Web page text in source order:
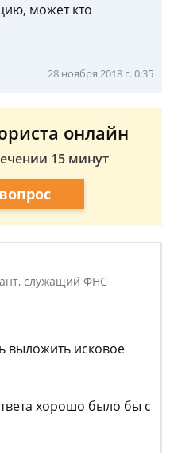
может кто
28 ноября 2018 г. 0:35
онлайн
15 минут
служащий ФНС
выложить исковое
хорошо было бы с